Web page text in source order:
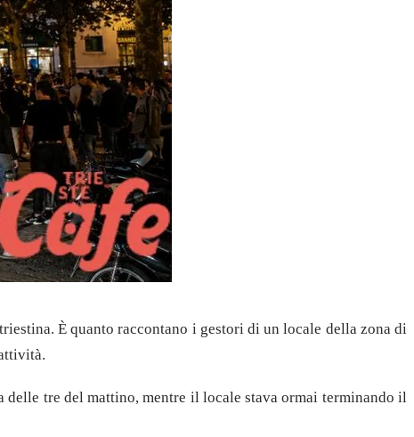
È quanto raccontano i gestori di un locale della zona di
delle tre del mattino, mentre il locale stava ormai terminando il